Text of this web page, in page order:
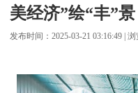
美经济”绘“丰”景
发布时间：2025-03-21 03:16:49 | 浏